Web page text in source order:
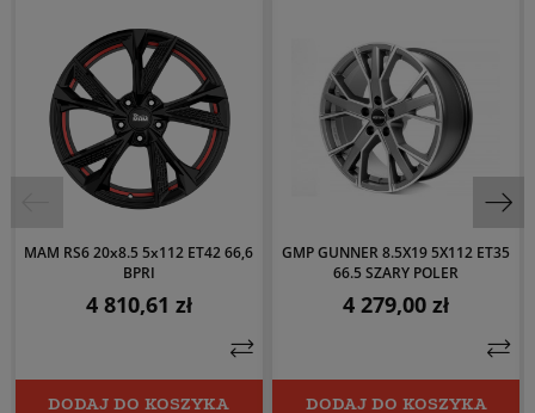
MAM RS6 20x8.5 5x112 ET42 66,6
BPRI
Cena
4 810,61 zł
DODAJ DO KOSZYKA
GMP GUNNER 8.5X19 5X112 ET35
66.5 SZARY POLER
Cena
4 279,00 zł
DODAJ DO KOSZYKA